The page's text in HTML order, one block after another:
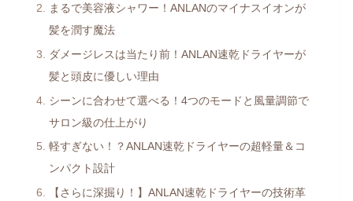
まるで美容液シャワー！ANLANのマイナスイオンが
髪を潤す魔法
ダメージレスは当たり前！ANLAN速乾ドライヤーが
髪と頭皮に優しい理由
シーンに合わせて選べる！4つのモードと風量調節で
サロン級の仕上がり
軽すぎない！？ANLAN速乾ドライヤーの超軽量＆コ
ンパクト設計
【さらに深掘り！】ANLAN速乾ドライヤーの技術革